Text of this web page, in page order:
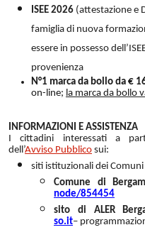
ISEE 2026 (attestazione e
famiglia di nuova
essere in possesso
provenienza
N°1 marca da bollo da €
on-line; la marca da bollo
INFORMAZIONI E ASSISTENZA
I cittadini interessati a
dell’Avviso Pubblico sui:
siti istituzionali dei
Comune di
node/854454
sito di ALER
so.it–